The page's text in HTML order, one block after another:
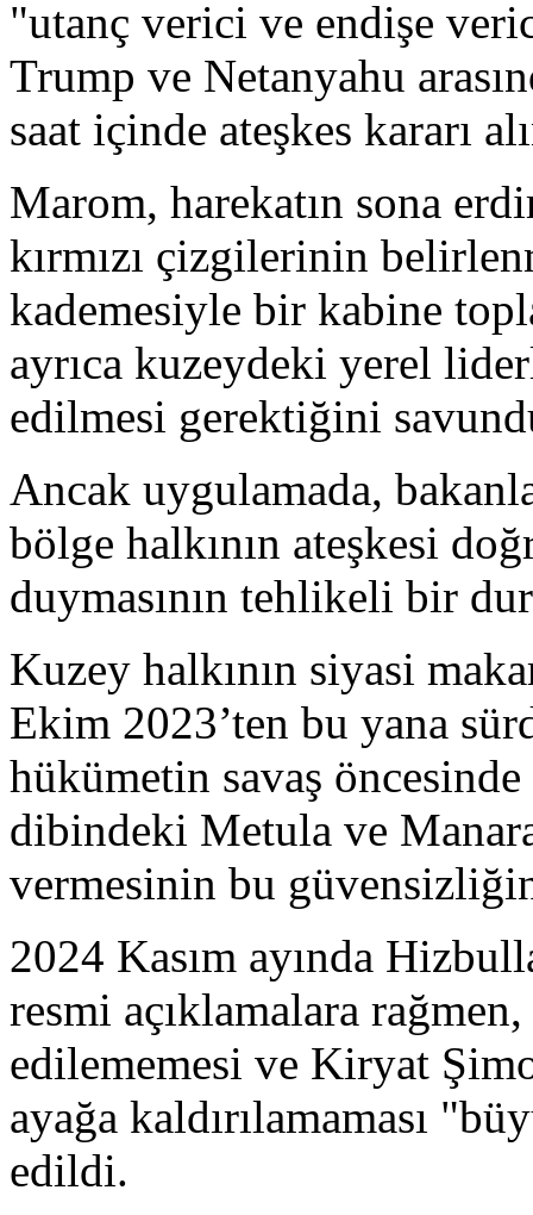
"utanç verici ve endişe
Trump ve Netanyahu
saat içinde ateşkes kararı
Marom, harekatın sona
kırmızı çizgilerinin
kademesiyle bir kabine
ayrıca kuzeydeki yerel
edilmesi gerektiğini
Ancak uygulamada,
bölge halkının ateşkesi
duymasının tehlikeli bir
Kuzey halkının siyasi
Ekim 2023’ten bu yana
hükümetin savaş
dibindeki Metula ve
vermesinin bu
2024 Kasım ayında
resmi açıklamalara
edilememesi ve Kiryat
ayağa kaldırılamaması
edildi.